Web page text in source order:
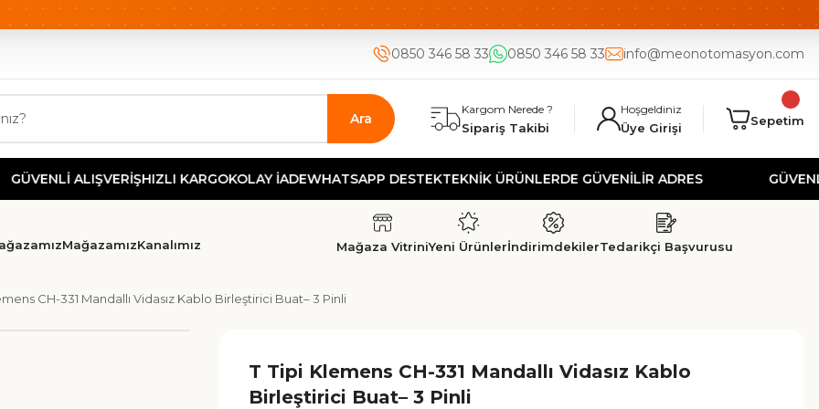
KARGO HIZLI KARGO GÜVENLİ ALIŞVERİŞ-KOLAY İADE UYGUN FİYAT
0850 346 58 33 0850 346 58 33 info@meonotomasyon.com
Ara
Kargom Nerede ?
Sipariş Takibi
Hoşgeldiniz
Üye Girişi Sepetim
ALIŞVERİŞHIZLI KARGO KOLAY İADEWHATSAPP DESTEKTEKNİK ÜRÜNLERDE GÜVENİLİR ADRES GÜVENLİ
MağazamızKanalımız Mağaza VitriniYeni ÜrünlerİndirimdekilerTedarikçi Başvurusu
CH-331 Mandallı Vidasız Kablo Birleştirici Buat– 3 Pinli
T Tipi Klemens CH-331 Mandallı Vidasız Kablo
Birleştirici Buat– 3 Pinli